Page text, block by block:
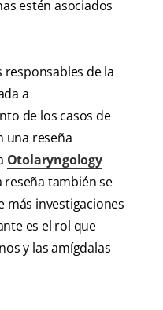
estén asociados
de la
a
de los casos de
una reseña
Otolaryngology
reseña también se
más investigaciones
es el rol que
y las amígdalas